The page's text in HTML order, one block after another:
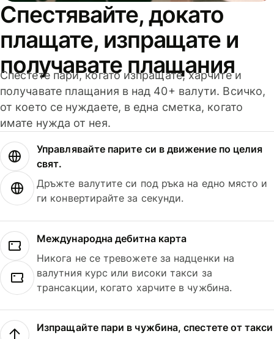
Спестявайте, докато
плащате, изпращате и
получавате плащания
Спестете пари, когато изпращате, харчите и
получавате плащания в над 40+ валути. Всичко,
от което се нуждаете, в една сметка, когато
имате нужда от нея.
Управлявайте парите си в движение по целия
свят.
Дръжте валутите си под ръка на едно място и
ги конвертирайте за секунди.
Международна дебитна карта
Никога не се тревожете за надценки на
валутния курс или високи такси за
трансакции, когато харчите в чужбина.
Изпращайте пари в чужбина, спестете от такси